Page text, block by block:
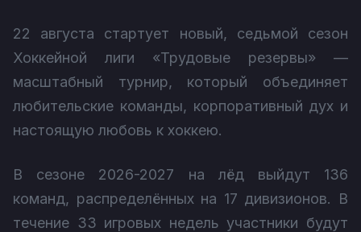
22 августа стартует новый, седьмой сезон
Хоккейной лиги «Трудовые резервы» —
масштабный турнир, который объединяет
любительские команды, корпоративный дух и
настоящую любовь к хоккею.
В сезоне 2026-2027 на лёд выйдут 136
команд, распределённых на 17 дивизионов. В
течение 33 игровых недель участники будут